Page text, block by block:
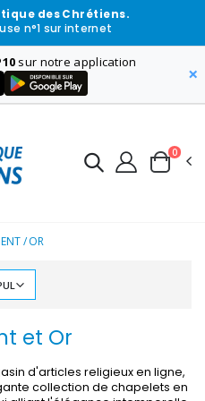
des Chrétiens.
n°1 sur internet
sur notre application
×
0
/ OR
et Or
d'articles religieux en ligne,
collection de chapelets en